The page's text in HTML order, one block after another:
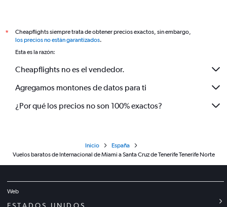
*
Cheapflights siempre trata de obtener precios exactos, sin embargo,
los precios no están garantizados.
Esta es la razón:
Cheapflights no es el vendedor.
Agregamos montones de datos para ti
¿Por qué los precios no son 100% exactos?
Inicio
España
Vuelos baratos de Internacional de Miami a Santa Cruz de Tenerife Tenerife Norte
Web